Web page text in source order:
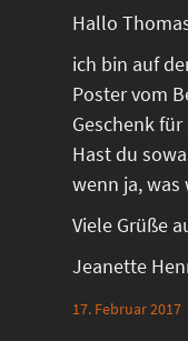
Hallo
ich bin auf
Poster vom
Geschenk
Hast du
wenn ja, was
Viele Grüße
Jeanette
17. Februar 2017